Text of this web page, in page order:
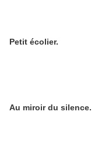
Petit écolier.
Au miroir du silence.